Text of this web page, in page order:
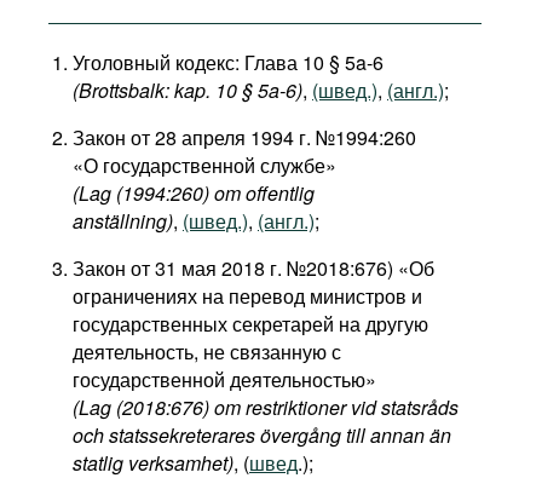
Уголовный кодекс: Глава 10 § 5a-6
(Brottsbalk: kap. 10 § 5a-6), (швед.), (англ.);
Закон от 28 апреля 1994 г. №1994:260
«О государственной службе»
(Lag (1994:260) om offentlig
anställning), (швед.), (англ.);
Закон от 31 мая 2018 г. №2018:676) «Об
ограничениях на перевод министров и
государственных секретарей на другую
деятельность, не связанную с
государственной деятельностью»
(Lag (2018:676) om restriktioner vid statsråds
och statssekreterares övergång till annan än
statlig verksamhet), (швед.);